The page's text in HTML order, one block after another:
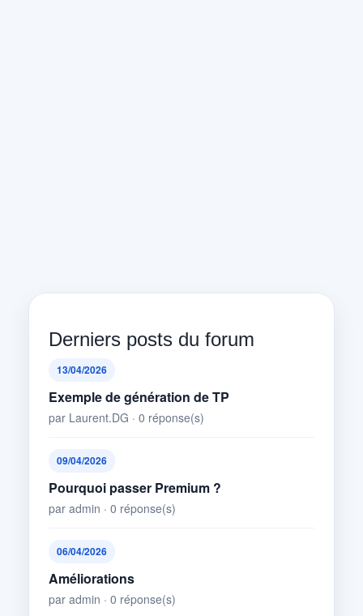
Derniers posts du forum
13/04/2026
Exemple de génération de TP
par Laurent.DG · 0 réponse(s)
09/04/2026
Pourquoi passer Premium ?
par admin · 0 réponse(s)
06/04/2026
Améliorations
par admin · 0 réponse(s)